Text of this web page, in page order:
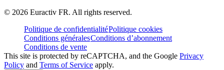
© 2026 Euractiv FR. All rights reserved.
Politique de confidentialitéPolitique cookies
Conditions généralesConditions d’abonnement
Conditions de vente
This site is protected by reCAPTCHA, and the Google Privacy
Policy and Terms of Service apply.